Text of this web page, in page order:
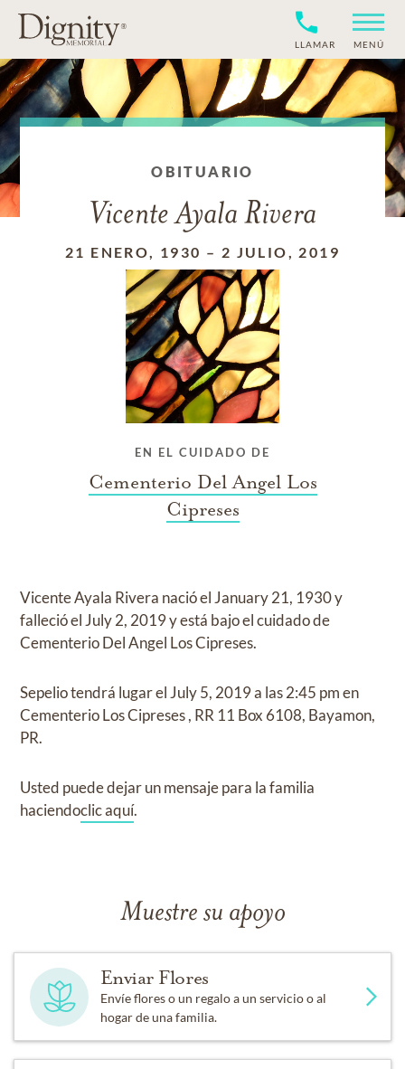
LLAMAR MENÚ
OBITUARIO
Vicente Ayala Rivera
21 ENERO, 1930 – 2 JULIO, 2019
EN EL CUIDADO DE
Cementerio Del Angel Los
Cipreses
Vicente Ayala Rivera nació el January 21, 1930y
falleció el July 2, 2019yestá bajo el cuidado de
Cementerio Del Angel Los Cipreses.
Sepeliotendrá lugar el July 5, 2019a las2:45 pmen
Cementerio Los Cipreses, RR 11 Box 6108, Bayamon,
PR.
Usted puede dejar un mensaje para la familia
haciendoclic aquí.
Muestre su apoyo
Enviar Flores
Envíe flores o un regalo a un servicio o al
hogar de una familia.